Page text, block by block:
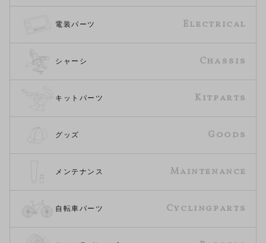
Electrical
電装パーツ
Chassis
シャーシ
Kitparts
キットパーツ
Goods
グッズ
Maintenance
メンテナンス
Cyclingparts
自転車パーツ